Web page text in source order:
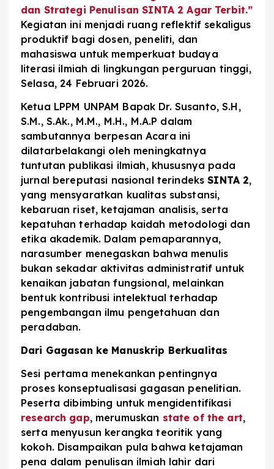
dan Strategi Penulisan SINTA 2 Agar Terbit.”
Kegiatan ini menjadi ruang reflektif sekaligus
produktif bagi dosen, peneliti, dan
mahasiswa untuk memperkuat budaya
literasi ilmiah di lingkungan perguruan tinggi,
Selasa, 24 Februari 2026.
Ketua LPPM UNPAM Bapak Dr. Susanto, S.H,
S.M., S.Ak., M.M., M.H., M.A.P dalam
sambutannya berpesan Acara ini
dilatarbelakangi oleh meningkatnya
tuntutan publikasi ilmiah, khususnya pada
jurnal bereputasi nasional terindeksSINTA 2,
yang mensyaratkan kualitas substansi,
kebaruan riset, ketajaman analisis, serta
kepatuhan terhadap kaidah metodologi dan
etika akademik. Dalam pemaparannya,
narasumber menegaskan bahwa menulis
bukan sekadar aktivitas administratif untuk
kenaikan jabatan fungsional, melainkan
bentuk kontribusi intelektual terhadap
pengembangan ilmu pengetahuan dan
peradaban.
Dari Gagasan ke Manuskrip Berkualitas
Sesi pertama menekankan pentingnya
proses konseptualisasi gagasan penelitian.
Peserta dibimbing untuk mengidentifikasi
research gap, merumuskan state of the art,
serta menyusun kerangka teoritik yang
kokoh. Disampaikan pula bahwa ketajaman
pena dalam penulisan ilmiah lahir dari